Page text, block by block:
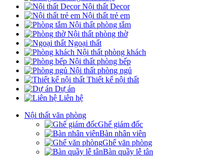
Nội thất Decor
Nội thất trẻ em
Nội thất phòng tắm
Nội thất phòng thờ
Ngoại thất
Nội thất phòng khách
Nội thất phòng bếp
Nội thất phòng ngủ
Thiết kế nội thất
Dự án
Liên hệ
Nội thất văn phòng
Ghế giám đốc
Bàn nhân viên
Ghế văn phòng
Bàn quầy lễ tân